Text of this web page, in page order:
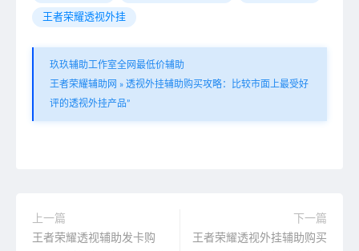
王者荣耀透视外挂
玖玖辅助工作室全网最低价辅助
王者荣耀辅助网 » 透视外挂辅助购买攻略：比较市面上最受好
评的透视外挂产品”
上一篇
王者荣耀透视辅助发卡购
下一篇
王者荣耀透视外挂辅助购买